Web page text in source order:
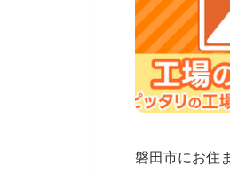
磐田市にお住